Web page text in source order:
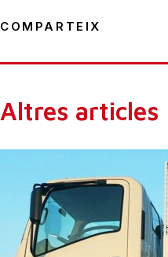
COMPARTEIX
Altres articles